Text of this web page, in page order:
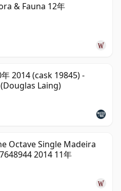
& Fauna 12年
2014 (cask 19845) -
Laing)
Octave Single Madeira
2014 11年